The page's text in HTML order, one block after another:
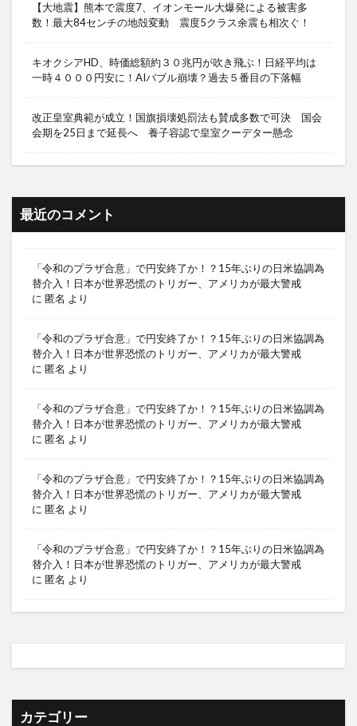
【大地震】熊本で震度7、イオンモール大爆発による被害多
数！最大84センチの地殻変動 震度5クラス余震も相次ぐ！
キオクシアHD、時価総額約３０兆円が吹き飛ぶ！日経平均は
一時４０００円安に！AIバブル崩壊？過去５番目の下落幅
改正皇室典範が成立！国旗損壊処罰法も賛成多数で可決 国会
会期を25日まで延長へ 養子容認で皇室クーデター懸念
最近のコメント
「令和のプラザ合意」で円安終了か！？15年ぶりの日米協調為
替介入！日本が世界恐慌のトリガー、アメリカが最大警戒
に 匿名 より
「令和のプラザ合意」で円安終了か！？15年ぶりの日米協調為
替介入！日本が世界恐慌のトリガー、アメリカが最大警戒
に 匿名 より
「令和のプラザ合意」で円安終了か！？15年ぶりの日米協調為
替介入！日本が世界恐慌のトリガー、アメリカが最大警戒
に 匿名 より
「令和のプラザ合意」で円安終了か！？15年ぶりの日米協調為
替介入！日本が世界恐慌のトリガー、アメリカが最大警戒
に 匿名 より
「令和のプラザ合意」で円安終了か！？15年ぶりの日米協調為
替介入！日本が世界恐慌のトリガー、アメリカが最大警戒
に 匿名 より
カテゴリー